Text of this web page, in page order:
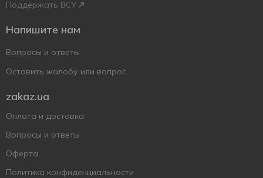
Поддержать ВСУ
Напишите нам
Вопросы и ответы
Оставить жалобу или вопрос
zakaz.ua
Оплата и доставка
Вопросы и ответы
Оферта
Политика конфиденциальности